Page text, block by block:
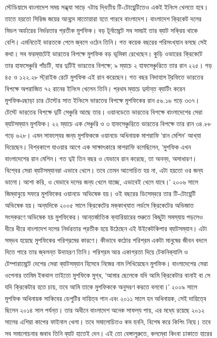
স্টেডিয়ামে বাংলাদেশ সময় সন্ধ্যা সাড়ে ৭টায় দ্বিতীয় টি-টোয়েন্টিতেও একই ইনিংস খেলতে হবে।
তাতে হয়তো সিরিজ জয়ের আনন্দে মাতোয়ারা হতে পারবে বাংলাদেশ। বাংলাদেশ ক্রিকেট দলের
মিডল অর্ডারের নির্ভরতার প্রতীক মুশফিক। বড় টূর্নামেন্টে সব সময়ই তার ব্যাট সক্রিয় থাকে
বেশি। এমনিতেই ভারতকে পেলে জ্বলে ওঠেন তিনি। গত কয়েক বছরের পরিসংখ্যান বলছে সেই
কথা। সব ফরম্যাটেই ভারতের বিপক্ষে মুশফিক বড় ভূমিকা রেখেছেন। কুড়ি ওভারের ক্রিকেটে
তার হাফসেঞ্চুরি পাঁচটি, যার দুটিই ভারতের বিপক্ষে; ৯ ম্যাচে ২ হাফসেঞ্চুরিতে তার রান ২২৫। গড়
৪৫ ও ১২২.২৮ স্ট্রাইক রেটে মুশফিক এই রান করেছেন। গত বছর নিদাহাস ট্রফিতে ভারতের
বিপক্ষে অপরাজিত ৭২ রানের ইনিংস খেলেন তিনি। প্রথম ম্যাচে দুর্দান্ত ব্যাটিং করেন
মুশফিকএছাড়া চার টেস্টের সাত ইনিংসে ভারতের বিপক্ষে মুশফিকের রান ৫৬.১৬ গড়ে ৩৩৭।
টেস্টে ভারতের বিপক্ষে দুটি সেঞ্চুরি আছে তার। ওয়ানডেতে ভারতের বিপক্ষে বাংলাদেশের সেরা
ব্যাটসম্যান মুশফিক। ২২ ম্যাচে এক সেঞ্চুরি ও ৩ হাফসেঞ্চুরিতে ভারতের বিপক্ষে তার রান ৩৪.৮৮
গড়ে ৬২৮। এমন সাফল্যের জন্য মুশফিককে ওয়ানডে অধিনায়ক মাশরাফি ‘রান মেশিন’ আখ্যা
দিয়েছেন। বিশ্বকাপে যাওয়ার আগে এক সাক্ষাৎকারে মাশরাফি বলেছিলেন, ‘মুশফিক এখন
বাংলাদেশের রান মেশিন। গত দুই তিন বছর ও যেভাবে রান করেছে, তা অনন্য, অসাধারণ।
বিশ্বের সেরা ব্যাটসম্যানরা এভাবে খেলে। তবে তেমন আলোচিত হয় না, এটা হয়তো ওর জন্য
ভালো। আশা করি, ও যেভাবে দলের জন্য খেলে যাচ্ছে, এভাবেই খেলে যাবে।’ ২০০৬ সালে
জিম্বাবুয়ে সফরে মুশফিকের ওয়ানডে অভিষেক হয়। ওই বছরের ডিসেম্বরে তার টি-টোয়েন্টি
অভিষেক হয়। অন্যদিকে ২০০৫ সালে ক্রিকেটের মক্কাখ্যাত লর্ডসে ক্রিকেটের অভিজাত
সংস্করণে অভিষেক হয় মুশফিকের। আন্তর্জাতিক ক্যারিয়ারের শুরুতে কিছুটা সমস্যায় পড়লেও
ধীরে ধীরে বাংলাদেশ দলের নির্ভরতার প্রতীক হয়ে উঠেছেন এই উইকেটকিপার ব্যাটসম্যান। এটা
সম্ভব হয়েছে মুশফিকের পরিশ্রমের কারণে। কীভাবে কঠোর পরিশ্রম একটা মানুষের জীবন বদলে
দিতে পারে তার জ্বলন্ত উদাহরণ তিনি। পরিশ্রম আর একাগ্রতা দিয়ে টেকনিক্যালি ও
টেম্পারামেন্টে দেশের সেরা ব্যাটসম্যান হিসেবে নিজের নাম লিখিয়েছেন মুশফিক। বাংলাদেশের সেরা
ওপেনার তামিম ইকবাল তাইতো মুশফিকে মুগ্ধ, ‘আমার ছেলেকে যদি আমি ক্রিকেটার বানাই বা সে
যদি ক্রিকেটার হতে চায়, তবে আমি তাকে মুশফিককে অনুসরণ করতে বলবো।’ ২০০৯ সালে
মুশফিক অধিনায়ক সাকিবের ডেপুটির দায়িত্ব পান এবং ২০১১ সালে হন অধিনায়ক, সেই দায়িত্বে
ছিলেন ২০১৪ সাল পর্যন্ত। তার অধীনে বাংলাদেশ অনেক সাফল্য পায়, এর মধ্যে রয়েছে ২০১২
সালের এশিয়া কাপের ফাইনাল খেলা। তবে সমালোচিতও কম হননি, বিশেষ করে কিপিং নিয়ে। তবে
সব সমালোচনার জবাব তিনি ব্যাট হাতেই দেন। এই তো বেঙ্গালুরুতে, কলম্বো কিংবা ঢাকাতে হারের